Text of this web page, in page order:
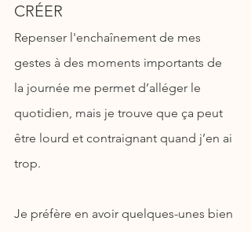
CRÉER
Repenser l'enchaînement de mes
gestes à des moments importants de
la journée me permet d’alléger le
quotidien, mais je trouve que ça peut
être lourd et contraignant quand j’en ai
trop.
Je préfère en avoir quelques-unes bien